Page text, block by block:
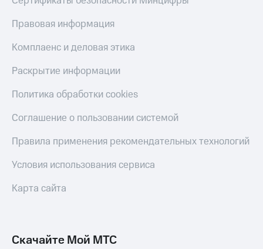
Правовая информация
Комплаенс и деловая этика
Раскрытие информации
Политика обработки cookies
Соглашение о пользовании системой
Правила применения рекомендательных технологий
Условия использования сервиса
Карта сайта
Скачайте Мой МТС